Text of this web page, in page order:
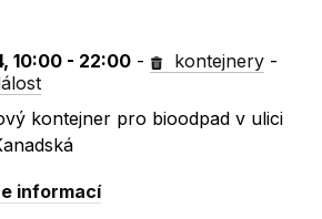
10:00 - 22:00 - kontejnery -
kontejner pro bioodpad v ulici
informací